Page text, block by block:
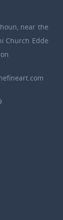
near the
Church Edde